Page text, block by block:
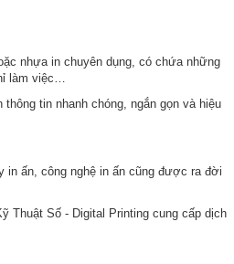
nhựa in chuyên dụng, có chứa những
làm việc…
tin nhanh chóng, ngắn gọn và hiệu
in ấn, công nghệ in ấn cũng được ra đời
Thuật Số - Digital Printing cung cấp dịch